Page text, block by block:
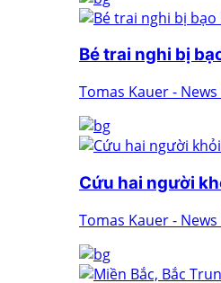
Bé trai nghi bị
Tomas Kauer -
Cứu hai người
Tomas Kauer -